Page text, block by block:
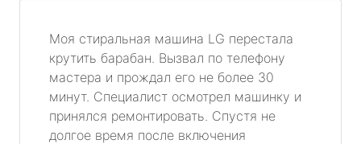
Моя стиральная машина LG перестала
крутить барабан. Вызвал по телефону
мастера и прождал его не более 30
минут. Специалист осмотрел машинку и
принялся ремонтировать. Спустя не
долгое время после включения